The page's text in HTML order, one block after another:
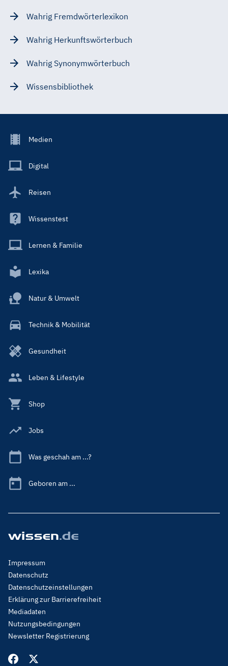
Wahrig Fremdwörterlexikon
Wahrig Herkunftswörterbuch
Wahrig Synonymwörterbuch
Wissensbibliothek
Footer
Main
Medien
Digital
Reisen
Wissenstest
Lernen & Familie
Lexika
Natur & Umwelt
Technik & Mobilität
Gesundheit
Leben & Lifestyle
Shop
Jobs
Was geschah am ...?
Geboren am ...
Footer
Menu
Legal
Impressum
Datenschutz
Datenschutzeinstellungen
Erklärung zur Barrierefreiheit
Mediadaten
Nutzungsbedingungen
Newsletter Registrierung